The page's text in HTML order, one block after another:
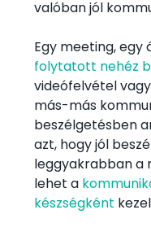
valóban jól
Egy meeting, egy
folytatott nehéz
videófelvétel
más-más
beszélgetésben
azt, hogy jól
leggyakrabban a
lehet a
készségként